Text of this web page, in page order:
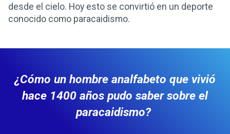
desde el cielo. Hoy esto se convirtió en un deporte
conocido como paracaidismo.
¿Cómo un hombre analfabeto que vivió
hace 1400 años pudo saber sobre el
paracaidismo?